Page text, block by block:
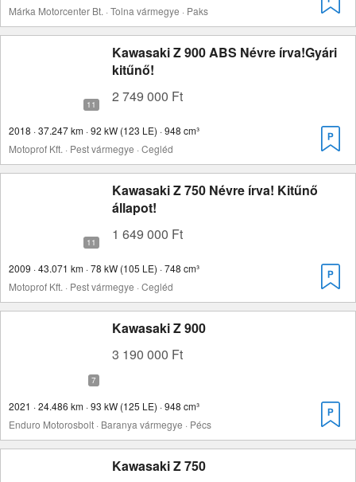
Márka Motorcenter Bt. · Tolna vármegye · Paks
Kawasaki Z 900 ABS Névre írva!Gyári
kitűnő!
2 749 000 Ft
2018 · 37.247 km · 92 kW (123 LE) · 948 cm³
Motoprof Kft. · Pest vármegye · Cegléd
Kawasaki Z 750 Névre írva! Kitűnő
állapot!
1 649 000 Ft
2009 · 43.071 km · 78 kW (105 LE) · 748 cm³
Motoprof Kft. · Pest vármegye · Cegléd
Kawasaki Z 900
3 190 000 Ft
2021 · 24.486 km · 93 kW (125 LE) · 948 cm³
Enduro Motorosbolt · Baranya vármegye · Pécs
Kawasaki Z 750